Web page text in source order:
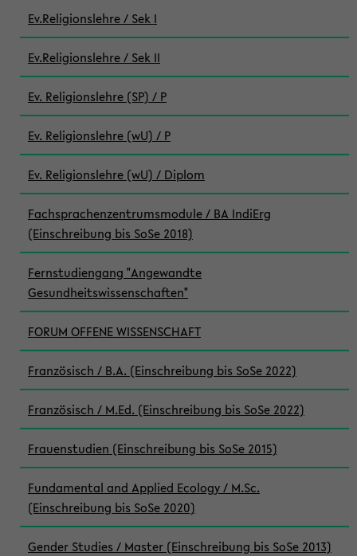
Ev.Religionslehre / Sek I
Ev.Religionslehre / Sek II
Ev. Religionslehre (SP) / P
Ev. Religionslehre (wU) / P
Ev. Religionslehre (wU) / Diplom
Fachsprachenzentrumsmodule / BA IndiErg
(Einschreibung bis SoSe 2018)
Fernstudiengang "Angewandte
Gesundheitswissenschaften"
FORUM OFFENE WISSENSCHAFT
Französisch / B.A. (Einschreibung bis SoSe 2022)
Französisch / M.Ed. (Einschreibung bis SoSe 2022)
Frauenstudien (Einschreibung bis SoSe 2015)
Fundamental and Applied Ecology / M.Sc.
(Einschreibung bis SoSe 2020)
Gender Studies / Master (Einschreibung bis SoSe 2013)